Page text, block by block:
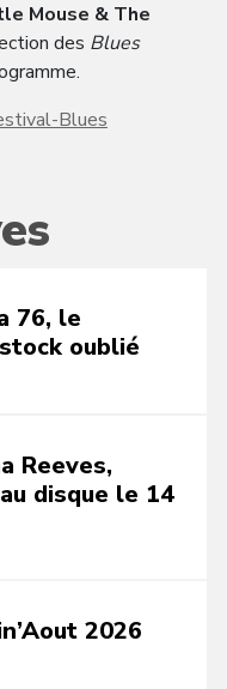
Mouse & The
des Blues
Blues
76, le
oublié
Reeves,
disque le 14
2026